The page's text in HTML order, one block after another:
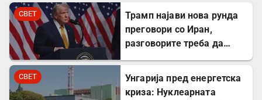
во Краснодар
СВЕТ
Трамп најави нова рунда
преговори со Иран,
разговорите треба да
СВЕТ
Унгарија пред енергетска
криза: Нуклеарната